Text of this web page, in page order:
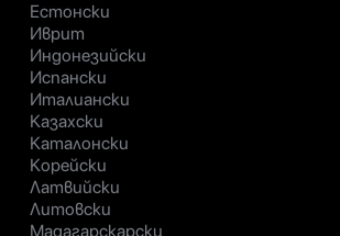
Естонски
Иврит
Индонезийски
Испански
Италиански
Казахски
Каталонски
Корейски
Латвийски
Литовски
Мадагарскарски